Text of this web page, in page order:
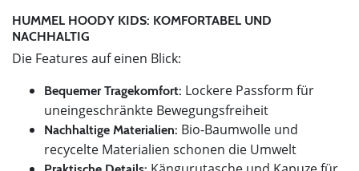
HUMMEL HOODY KIDS: KOMFORTABEL UND
NACHHALTIG
Die Features auf einen Blick:
Bequemer Tragekomfort: Lockere Passform für
uneingeschränkte Bewegungsfreiheit
Nachhaltige Materialien: Bio-Baumwolle und
recycelte Materialien schonen die Umwelt